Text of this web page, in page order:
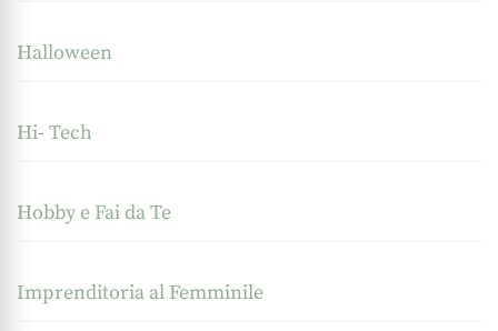
Halloween
Hi- Tech
Hobby e Fai da Te
Imprenditoria al Femminile